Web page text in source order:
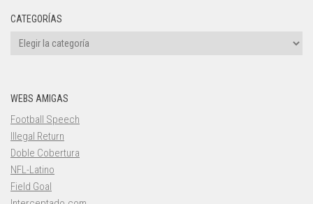
CATEGORÍAS
Categorías
WEBS AMIGAS
Football Speech
Illegal Return
Doble Cobertura
NFL-Latino
Field Goal